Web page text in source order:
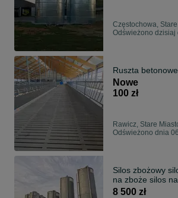
Częstochowa,
Odświeżono dzisiaj
Ruszta
Nowe
100 zł
Rawicz, Stare
Odświeżono dnia
Silos zbożowy
na zboże silos
pellet
8 500 zł